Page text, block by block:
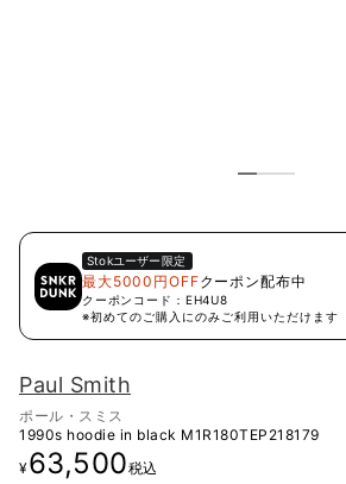
Stokユーザー限定
最大5000円OFFクーポン配布中
クーポンコード： EH4U8
※初めてのご購入にのみご利用いただけます
Paul Smith
ポール・スミス
1990s hoodie in black M1R180TEP218179
¥63,500税込